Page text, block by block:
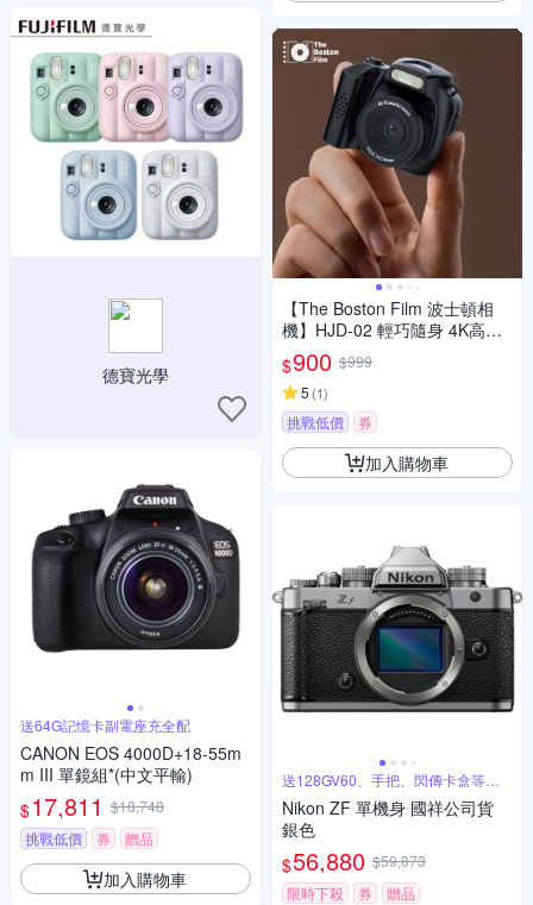
德寶光學
送64G記憶卡副電座充全配
CANON EOS 4000D+18-55m
m III 單鏡組*(中文平輸)
$17,811 $18,748
挑戰低價
券 贈品
加入購物車
【The Boston Film 波士頓相
機】HJD-02 輕巧隨身 4K高畫
質迷你單眼數位相機
$900 $999
5 (1)
挑戰低價 券
加入購物車
送128GV60、手把、閃傳卡盒等好
禮
Nikon ZF 單機身 國祥公司貨
銀色
$56,880 $59,873
限時下殺
券 贈品